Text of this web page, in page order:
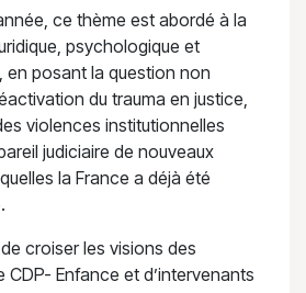
ce thème est abordé à la
psychologique et
en posant la question non
du trauma en justice,
violences institutionnelles
judiciaire de nouveaux
la France a déjà été
croiser les visions des
Enfance et d’intervenants